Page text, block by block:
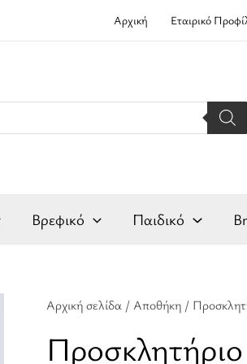
Αρχική Εταιρικό
Βρεφικό Παιδικό
Αρχική σελίδα / Αποθήκη /
Προσκλητήριο
ποσότητα